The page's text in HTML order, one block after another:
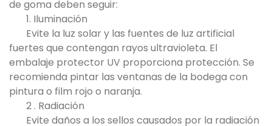
de goma deben seguir:
1. Iluminación
Evite la luz solar y las fuentes de luz artificial
fuertes que contengan rayos ultravioleta. El
embalaje protector UV proporciona protección. Se
recomienda pintar las ventanas de la bodega con
pintura o film rojo o naranja.
2 . Radiación
Evite daños a los sellos causados ​​por la radiación